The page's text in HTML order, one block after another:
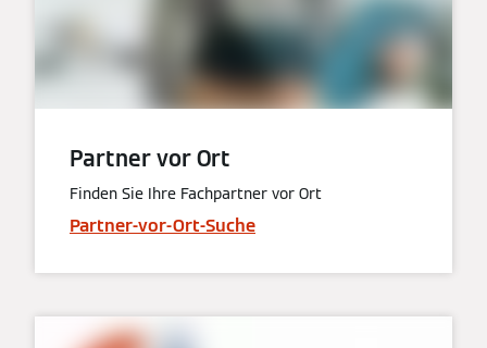
Partner vor Ort
Finden Sie Ihre Fachpartner vor Ort
Partner-vor-Ort-Suche